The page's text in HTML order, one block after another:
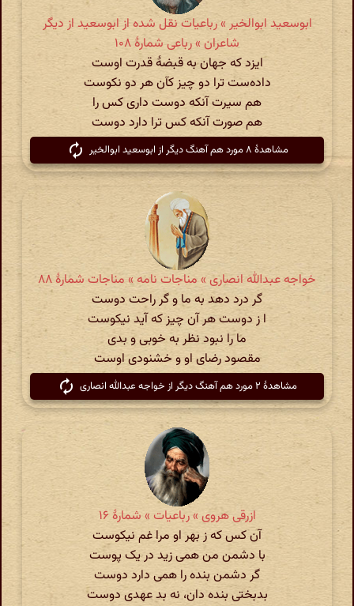
ابوسعید ابوالخیر » رباعیات نقل شده از ابوسعید از دیگر
شاعران » رباعی شمارهٔ ۱۰۸
ایزد که جهان به قبضهٔ قدرت اوست
داده‌ست ترا دو چیز کآن هر دو نکوست
هم سیرت آنکه دوست داری کس را
هم صورت آنکه کس ترا دارد دوست
مشاهدهٔ ۸ مورد هم آهنگ دیگر از ابوسعید ابوالخیر
خواجه عبدالله انصاری » مناجات نامه » مناجات شمارهٔ ۸۸
گر درد دهد به ما و گر راحت دوست
ا ز دوست هر آن چیز که آید نیکوست
ما را نبود نظر به خوبی و بدی
مقصود رضای او و خشنودی اوست
مشاهدهٔ ۲ مورد هم آهنگ دیگر از خواجه عبدالله انصاری
ازرقی هروی » رباعیات » شمارهٔ ۱۶
آن کس که ز بهر او مرا غم نیکوست
با دشمن من همی زید در یک پوست
گر دشمن بنده را همی دارد دوست
بدبختی بنده دان، نه بد عهدی دوست